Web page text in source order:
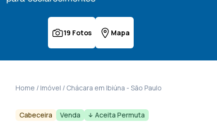
19 Fotos Mapa
Home / Imóvel / Chácara em Ibiúna - São Paulo
Cabeceira Venda Aceita Permuta